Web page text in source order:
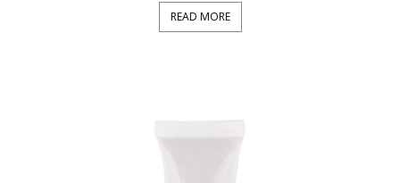
READ MORE